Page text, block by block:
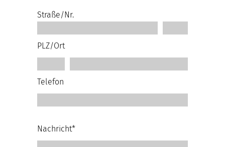
Straße/Nr.
PLZ/Ort
Telefon
Nachricht*